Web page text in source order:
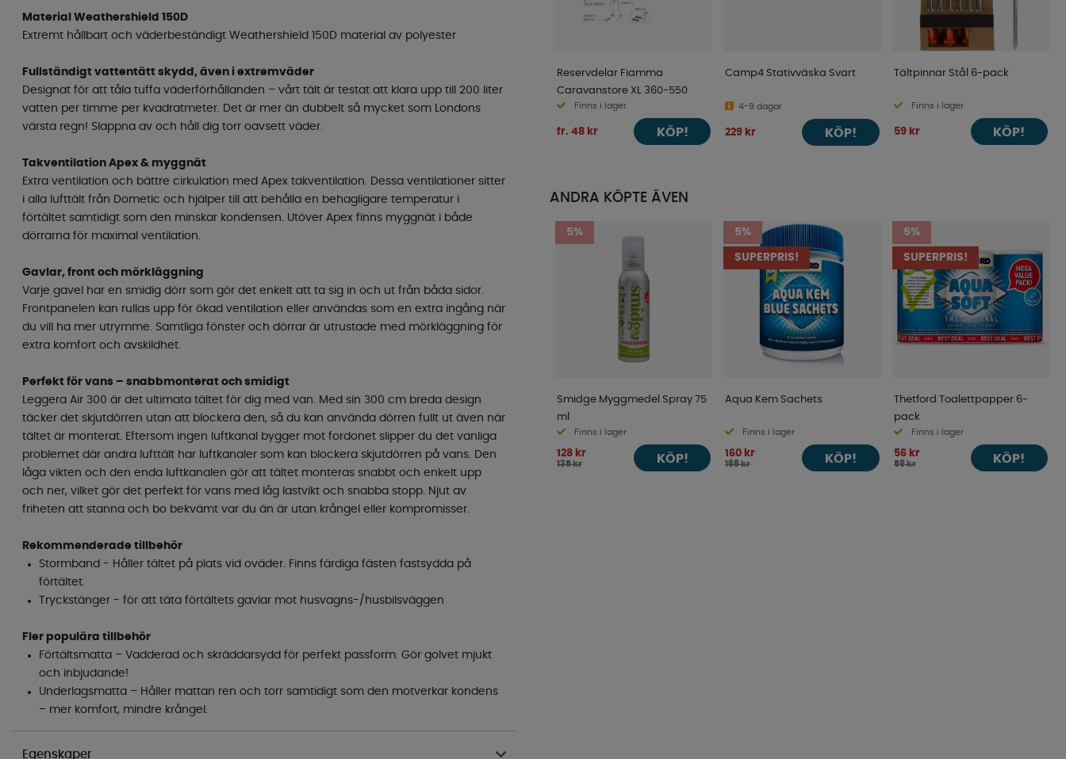
Material Weathershield 150D
Extremt hållbart och väderbeständigt Weathershield 150D material av polyester
Fullständigt vattentätt skydd, även i extremväder
Designat för att tåla tuffa väderförhållanden – vårt tält är testat att klara upp till 200 liter
vatten per timme per kvadratmeter. Det är mer än dubbelt så mycket som Londons
värsta regn! Slappna av och håll dig torr oavsett väder.
Takventilation Apex & myggnät
Extra ventilation och bättre cirkulation med Apex takventilation. Dessa ventilationer sitter
i alla lufttält från Dometic och hjälper till att behålla en behagligare temperatur i
förtältet samtidigt som den minskar kondensen. Utöver Apex finns myggnät i både
dörrarna för maximal ventilation.
Gavlar, front och mörkläggning
Varje gavel har en smidig dörr som gör det enkelt att ta sig in och ut från båda sidor.
Frontpanelen kan rullas upp för ökad ventilation eller användas som en extra ingång när
du vill ha mer utrymme. Samtliga fönster och dörrar är utrustade med mörkläggning för
extra komfort och avskildhet.
Perfekt för vans – snabbmonterat och smidigt
Leggera Air 300 är det ultimata tältet för dig med van. Med sin 300 cm breda design
täcker det skjutdörren utan att blockera den, så du kan använda dörren fullt ut även när
tältet är monterat. Eftersom ingen luftkanal bygger mot fordonet slipper du det vanliga
problemet där andra lufttält har luftkanaler som kan blockera skjutdörren på vans. Den
låga vikten och den enda luftkanalen gör att tältet monteras snabbt och enkelt upp
och ner, vilket gör det perfekt för vans med låg lastvikt och snabba stopp. Njut av
friheten att stanna och bo bekvämt var du än är utan krångel eller kompromisser.
Rekommenderade tillbehör
Stormband - Håller tältet på plats vid oväder. Finns färdiga fästen fastsydda på
förtältet.
Tryckstänger - för att täta förtältets gavlar mot husvagns-/husbilsväggen
Fler populära tillbehör
Förtältsmatta – Vadderad och skräddarsydd för perfekt passform. Gör golvet mjukt
och inbjudande!
Underlagsmatta – Håller mattan ren och torr samtidigt som den motverkar kondens
– mer komfort, mindre krångel.
Egenskaper
Reservdelar Fiamma
Caravanstore XL 360-550
Finns i lager
fr. 48 kr KÖP!
Camp4 Stativväska Svart
4-9 dagar
229 kr KÖP!
Tältpinnar Stål 6-pack
Finns i lager
59 kr KÖP!
ANDRA KÖPTE ÄVEN
5%
Smidge Myggmedel Spray 75
ml
Finns i lager
128 kr
135 kr KÖP!
5%
SUPERPRIS!
Aqua Kem Sachets
Finns i lager
160 kr
168 kr KÖP!
5%
SUPERPRIS!
Thetford Toalettpapper 6-
pack
Finns i lager
56 kr
59 kr KÖP!